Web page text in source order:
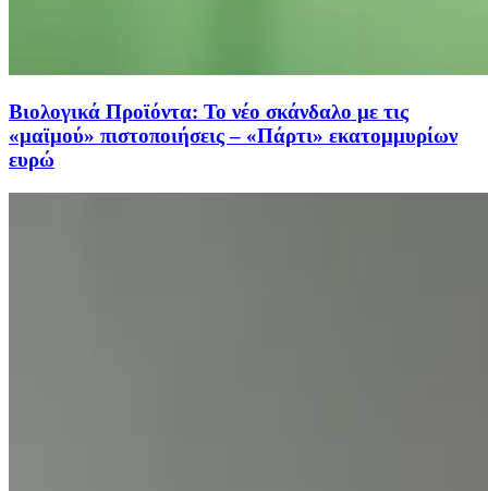
Βιολογικά Προϊόντα: Το νέο σκάνδαλο με τις
«μαϊμού» πιστοποιήσεις – «Πάρτι» εκατομμυρίων
ευρώ